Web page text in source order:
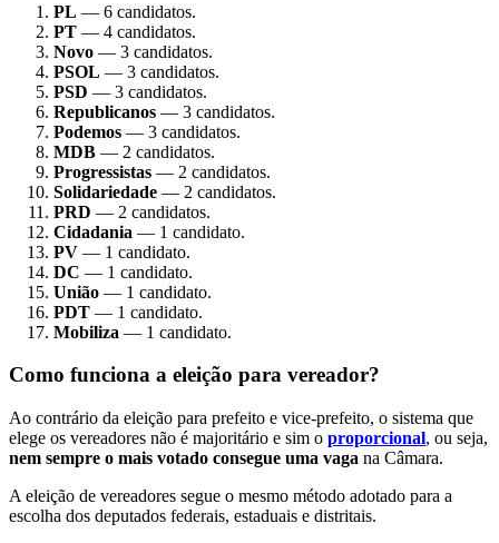
PL — 6 candidatos.
PT — 4 candidatos.
Novo — 3 candidatos.
PSOL — 3 candidatos.
PSD — 3 candidatos.
Republicanos — 3 candidatos.
Podemos — 3 candidatos.
MDB — 2 candidatos.
Progressistas — 2 candidatos.
Solidariedade — 2 candidatos.
PRD — 2 candidatos.
Cidadania — 1 candidato.
PV — 1 candidato.
DC — 1 candidato.
União — 1 candidato.
PDT — 1 candidato.
Mobiliza — 1 candidato.
Como funciona a eleição para vereador?
Ao contrário da eleição para prefeito e vice-prefeito, o sistema que
elege os vereadores não é majoritário e sim o proporcional, ou seja,
nem sempre o mais votado consegue uma vaga na Câmara.
A eleição de vereadores segue o mesmo método adotado para a
escolha dos deputados federais, estaduais e distritais.